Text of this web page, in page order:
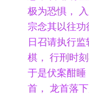
极为恐惧，
宗念其以往功
日召请执行
棋， 行刑时
于是伏案酣
首， 龙首落下